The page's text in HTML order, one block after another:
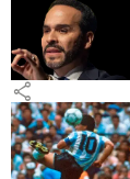
share